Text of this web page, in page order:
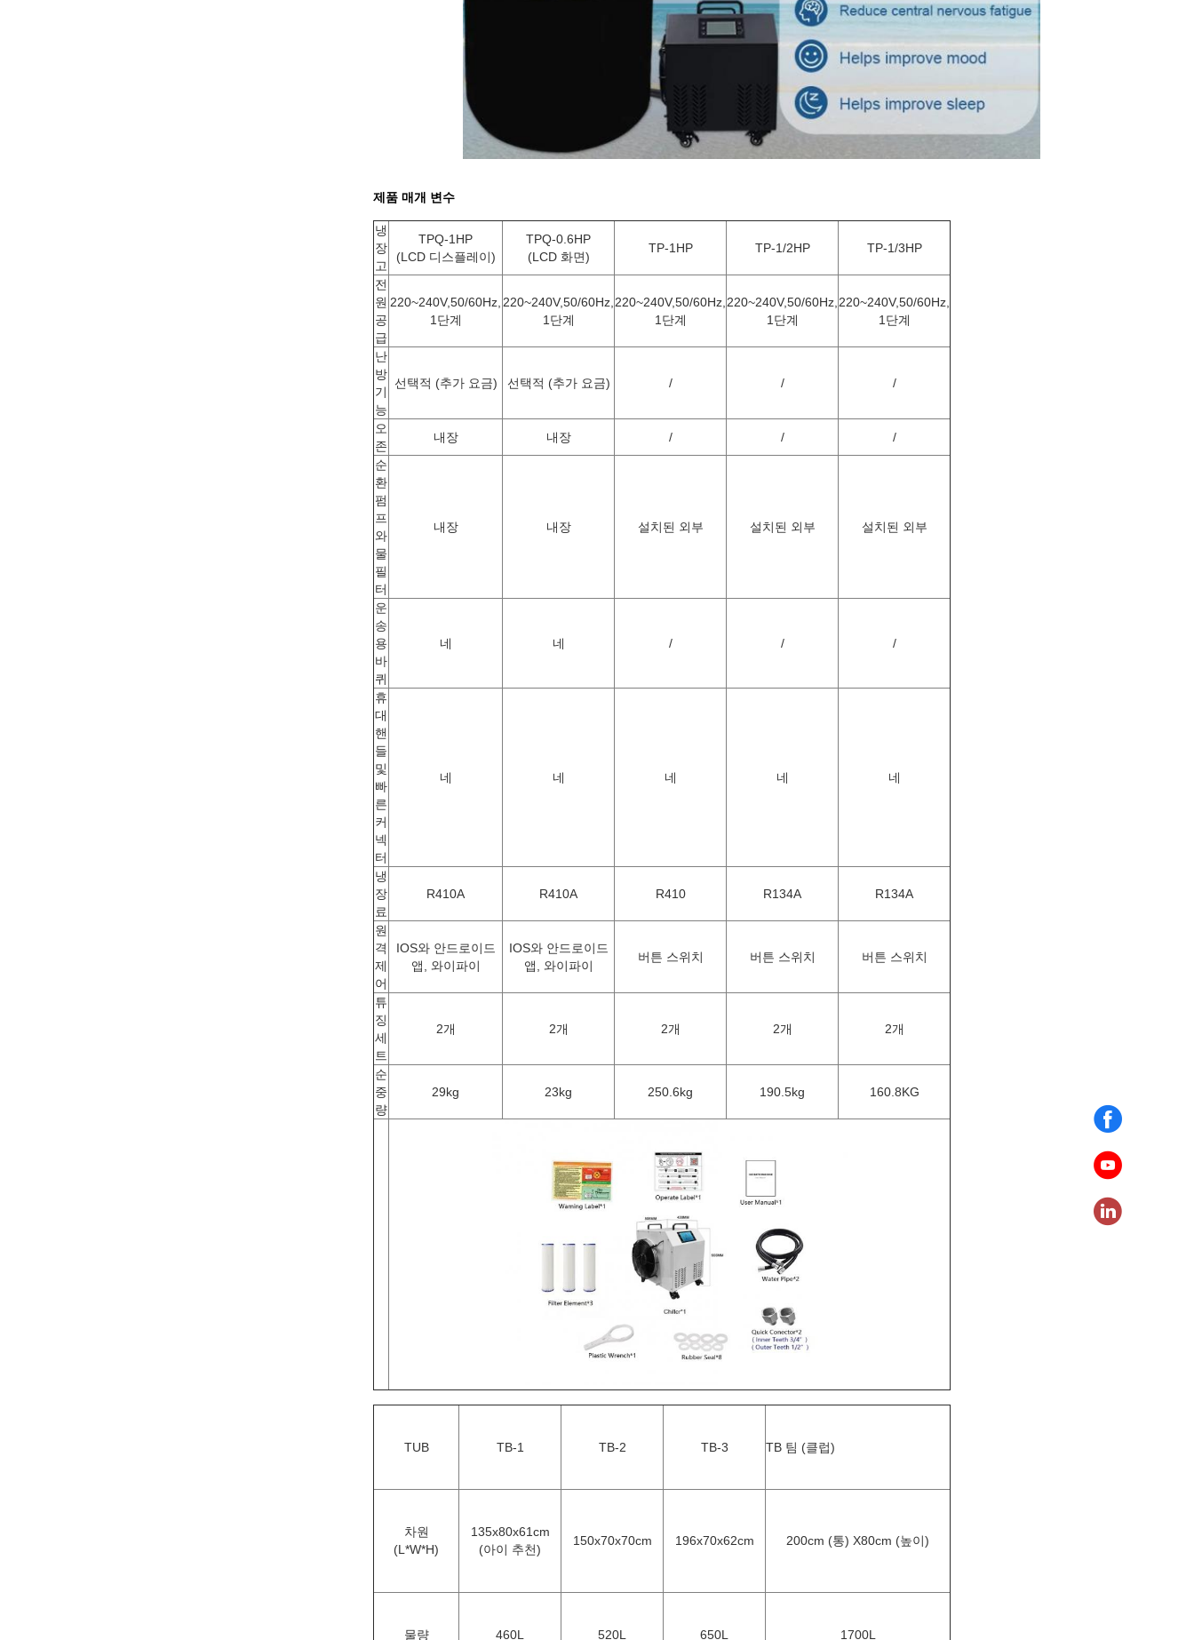
제품 매개 변수
냉
장
고
TPQ-1HP
(LCD 디스플레이)
TPQ-0.6HP
(LCD 화면)
TP-1HP TP-1/2HP TP-1/3HP
전
원
공
급
220~240V,50/60Hz,
1단계
220~240V,50/60Hz,
1단계
220~240V,50/60Hz,
1단계
220~240V,50/60Hz,
1단계
220~240V,50/60Hz,
1단계
난
방
기
능
선택적 (추가 요금) 선택적 (추가 요금) / / /
오
존
내장 내장 / /
/
순
환
펌
프
와
물
필
터
내장 내장 설치된 외부 설치된 외부 설치된 외부
운
송
용
바
퀴
네 네 / / /
휴
대
핸
들
및
빠
른
커
넥
터
네 네 네 네 네
냉
장
료
R410A R410A R410 R134A R134A
원
격
제
어
IOS와 안드로이드
앱, 와이파이
IOS와 안드로이드
앱, 와이파이
버튼 스위치 버튼 스위치 버튼 스위치
튜
징
세
트
2개 2개 2개 2개 2개
순
중
량
29kg 23kg 250.6kg 190.5kg 160.8KG
TUB TB-1 TB-2 TB-3 TB 팀 (클럽)
차원
(L*W*H)
135x80x61cm
(아이 추천)
150x70x70cm 196x70x62cm 200cm (통) X80cm (높이)
물량 460L 520L 650L 1700L